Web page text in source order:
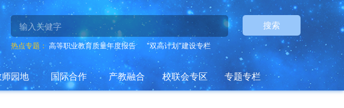
搜索
热点专题： 高等职业教育质量年度报告 "双高计划"建设专栏
园地 国际合作 产教融合 校联会专区 专题专栏